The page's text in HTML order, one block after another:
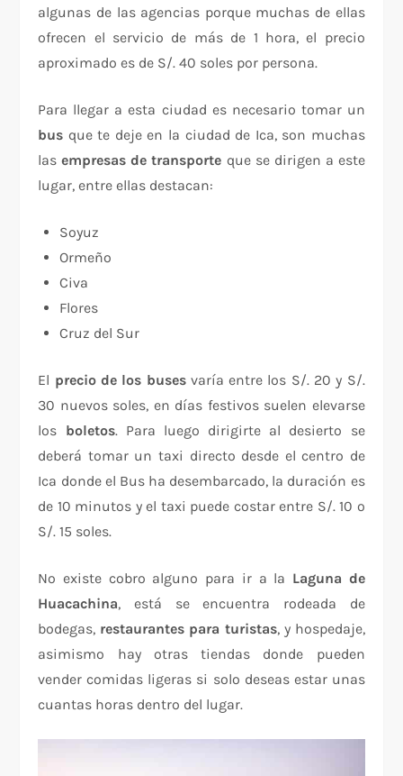
algunas de las agencias porque muchas de ellas
ofrecen el servicio de más de 1 hora, el precio
aproximado es de S/. 40 soles por persona.
Para llegar a esta ciudad es necesario tomar un
bus que te deje en la ciudad de Ica, son muchas
lasempresas de transporte que se dirigen a este
lugar, entre ellas destacan:
Soyuz
Ormeño
Civa
Flores
Cruz del Sur
El precio de los busesvaría entre los S/. 20 y S/.
30 nuevos soles, en días festivos suelen elevarse
los boletos. Para luego dirigirte al desierto se
deberá tomar un taxi directo desde el centro de
Ica donde el Bus ha desembarcado, la duración es
de 10 minutos y el taxi puede costar entre S/. 10 o
S/. 15 soles.
No existe cobro alguno para ir a la Laguna de
Huacachina, está se encuentra rodeada de
bodegas, restaurantes para turistas, y hospedaje,
asimismo hay otras tiendas donde pueden
vender comidas ligeras si solo deseas estar unas
cuantas horas dentro del lugar.